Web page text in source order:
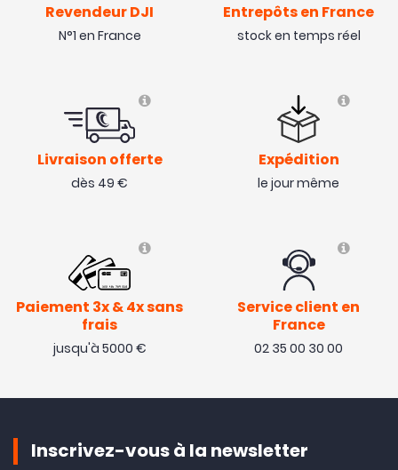
Revendeur DJI
N°1 en France
Entrepôts en France
stock en temps réel
Livraison offerte
dès 49 €
Expédition
le jour même
Paiement 3x & 4x sans
frais
jusqu'à 5000 €
Service client en
France
02 35 00 30 00
Inscrivez-vous à la newsletter